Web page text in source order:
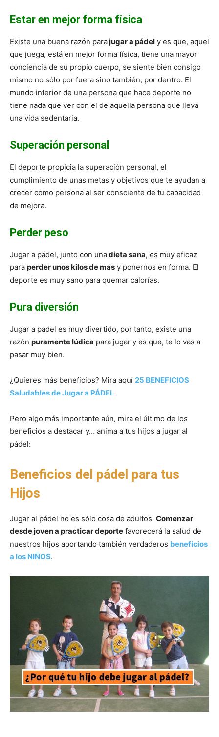
Estar en mejor forma física
Existe una buena razón parajugar a pádel y es que, aquel
que juega, está en mejor forma física, tiene una mayor
conciencia de su propio cuerpo, se siente bien consigo
mismo no sólo por fuera sino también, por dentro. El
mundo interior de una persona que hace deporte no
tiene nada que ver con el de aquella persona que lleva
una vida sedentaria.
Superación personal
El deporte propicia la superación personal, el
cumplimiento de unas metas y objetivos que te ayudan a
crecer como persona al ser consciente de tu capacidad
de mejora.
Perder peso
Jugar a pádel, junto con unadieta sana, es muy eficaz
para perder unos kilos de más y ponernos en forma. El
deporte es muy sano para quemar calorías.
Pura diversión
Jugar a pádel es muy divertido, por tanto, existe una
razón puramente lúdica para jugar y es que, te lo vas a
pasar muy bien.
¿Quieres más beneficios? Mira aquí 25 BENEFICIOS
Saludables de Jugar a PÁDEL.
Pero algo más importante aún, mira el último de los
beneficios a destacar y… anima a tus hijos a jugar al
pádel:
Beneficios del pádel para tus
Hijos
Jugar al pádel no es sólo cosa de adultos. Comenzar
desde joven a practicar deporte favorecerá la salud de
nuestros hijos aportando también verdaderos beneficios
a los NIÑOS.